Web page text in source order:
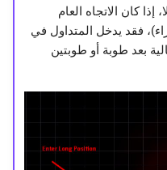
كان الاتجاه العام
فقد يدخل المتداول في
بعد طوبة أو طوبتين